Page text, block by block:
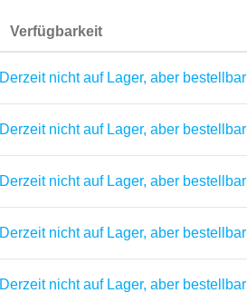
Verfügbarkeit
Derzeit nicht auf Lager, aber bestellbar
Derzeit nicht auf Lager, aber bestellbar
Derzeit nicht auf Lager, aber bestellbar
Derzeit nicht auf Lager, aber bestellbar
Derzeit nicht auf Lager, aber bestellbar